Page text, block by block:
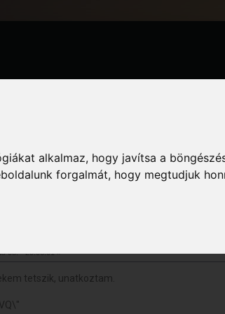
alkalmaz, hogy javítsa a
forgalmát, hogy megtudjuk
(Megtekintve 144219 alkalommal)
08. - 20:06:01 »
tetszik, unatkoztam.